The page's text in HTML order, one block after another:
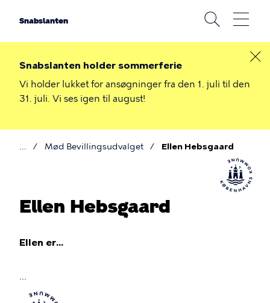
Snabslanten
Snabslanten holder sommerferie
Vi holder lukket for ansøgninger fra den 1. juli til den
31. juli. Vi ses igen til august!
Mød Bevillingsudvalget Ellen Hebsgaard
Ellen Hebsgaard
Ellen er...
...